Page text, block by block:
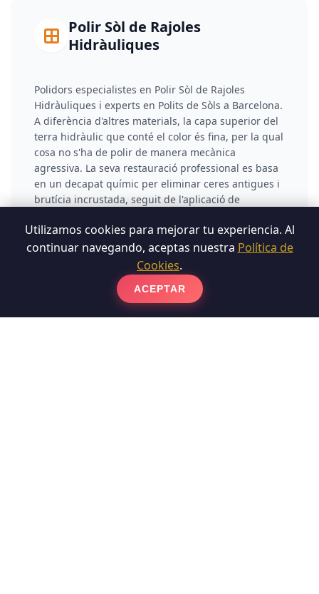
Polir Sòl de Rajoles
Hidràuliques
Polidors especialistes en Polir Sòl de Rajoles
Hidràuliques i experts en Polits de Sòls a Barcelona.
A diferència d'altres materials, la capa superior del
terra hidràulic que conté el color és fina, per la qual
cosa no s'ha de polir de manera mecànica
agressiva. La seva restauració professional es basa
en un decapat químic per eliminar ceres antigues i
brutícia incrustada, seguit de l'aplicació de
mullat) que saturen la porositat i tornen la
intensitat visual a les rajoles.
Utilizamos cookies para mejorar tu experiencia. Al
continuar navegando, aceptas nuestra Política de
Cookies.
ACEPTAR